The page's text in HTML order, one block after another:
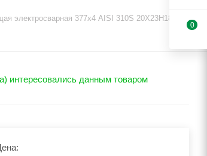
электросварная 377х4 AISI 310S 20Х23Н18
интересовались данным товаром
0